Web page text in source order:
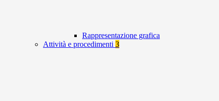
Rappresentazione grafica
Attività e procedimenti 3